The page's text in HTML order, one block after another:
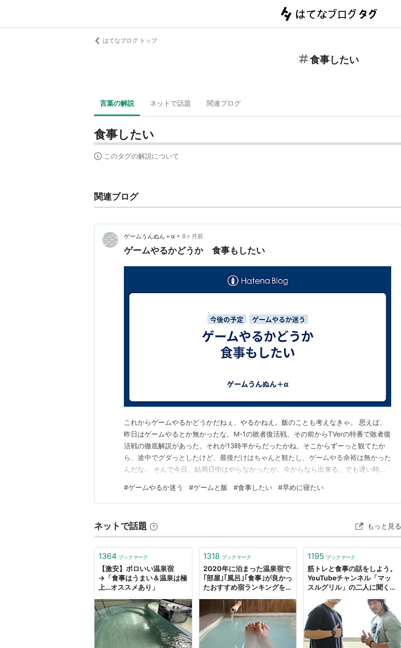
はてなブログ トップ
食事したい
言葉の解説 ネットで話題 関連ブログ
食事したい
このタグの解説について
関連ブログ
ゲームうんぬん＋α • 8ヶ月前
ゲームやるかどうか 食事もしたい
これからゲームやるかどうかだねぇ、やるかねえ。飯のことも考えなきゃ。 思えば、
昨日はゲームやるとか無かったな。M-1の敗者復活戦、その前からTVerの特番で敗者復
活戦の徹底解説があった。それが13時半からだったかね。そこからずーっと観てたか
ら、途中でグダっとしたけど、最後だけはちゃんと観たし、ゲームやる余裕は無かった
んだな。 そんで今日。結局日中はやらなかったが、今からなら出来る。でも遅い時間
事を済ませてゲームやろうか。どうしようか。
#ゲームやるか迷う #ゲームと飯 #食事したい #早めに寝たい
ネットで話題 もっと見る
1364 ブックマーク
【激安】ボロいい温泉宿
→「食事はうまい＆温泉は極
上…オススメあり」
1318 ブックマーク
2020年に泊まった温泉宿で
｢部屋｣｢風呂｣｢食事｣が良かっ
たおすすめ宿ランキングを発
泉のきろく
1195 ブックマーク
筋トレと食事の話をしよう。
YouTubeチャンネル「マッ
スルグリル」の二人に聞く、
ドコ